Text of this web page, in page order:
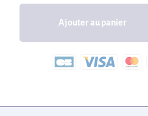
Ajouter au panier